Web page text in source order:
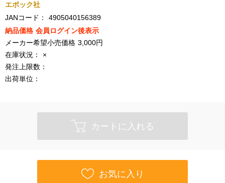
エポック社
JANコード：
4905040156389
納品価格 会員ログイン後表示
メーカー希望小売価格 3,000円
在庫状況：
×
発注上限数：
出荷単位：
カートに入れる
お気に入り